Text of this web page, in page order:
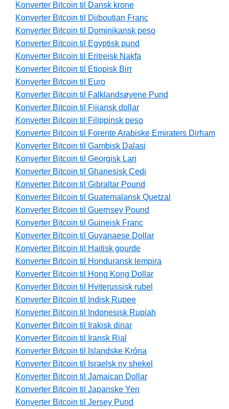
Konverter Bitcoin til Dansk krone
Konverter Bitcoin til Djiboutian Franc
Konverter Bitcoin til Dominikansk peso
Konverter Bitcoin til Egyptisk pund
Konverter Bitcoin til Eritreisk Nakfa
Konverter Bitcoin til Etiopisk Birr
Konverter Bitcoin til Euro
Konverter Bitcoin til Falklandsøyene Pund
Konverter Bitcoin til Fijiansk dollar
Konverter Bitcoin til Filippinsk peso
Konverter Bitcoin til Forente Arabiske Emiraters Dirham
Konverter Bitcoin til Gambisk Dalasi
Konverter Bitcoin til Georgisk Lari
Konverter Bitcoin til Ghanesisk Cedi
Konverter Bitcoin til Gibraltar Pound
Konverter Bitcoin til Guatemalansk Quetzal
Konverter Bitcoin til Guernsey Pound
Konverter Bitcoin til Guineisk Franc
Konverter Bitcoin til Guyanaese Dollar
Konverter Bitcoin til Haitisk gourde
Konverter Bitcoin til Honduransk lempira
Konverter Bitcoin til Hong Kong Dollar
Konverter Bitcoin til Hviterussisk rubel
Konverter Bitcoin til Indisk Rupee
Konverter Bitcoin til Indonesisk Rupiah
Konverter Bitcoin til Irakisk dinar
Konverter Bitcoin til Iransk Rial
Konverter Bitcoin til Islandske Króna
Konverter Bitcoin til Israelsk ny shekel
Konverter Bitcoin til Jamaican Dollar
Konverter Bitcoin til Japanske Yen
Konverter Bitcoin til Jersey Pund